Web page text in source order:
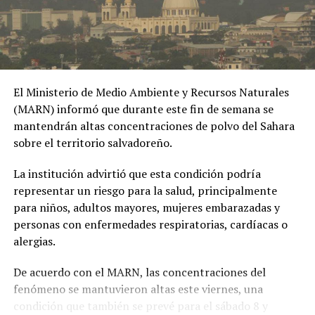
#OPINE. El Gaula de la
Policía capturó en
Ibagué a una joven de
19 años señalada de
extorsionar al hombre
con quien sostuvo una
relación
extramatrimonial, a
quien amenazaba con
exponer material íntimo
y contarle a su esposa
si no le entregaba la
suma de 25 millones de
El Ministerio de Medio Ambiente y Recursos Naturales
(MARN) informó que durante este fin de semana se
mantendrán altas concentraciones de polvo del Sahara
sobre el territorio salvadoreño.
La institución advirtió que esta condición podría
representar un riesgo para la salud, principalmente
para niños, adultos mayores, mujeres embarazadas y
personas con enfermedades respiratorias, cardíacas o
alergias.
De acuerdo con el MARN, las concentraciones del
fenómeno se mantuvieron altas este viernes, una
condición que también se prevé para el sábado 8 y